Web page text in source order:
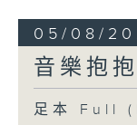
05/08/
音樂抱抱
足本 Full